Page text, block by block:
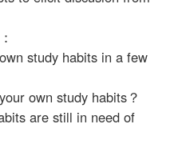
study habits in a few
own study habits？
are still in need of